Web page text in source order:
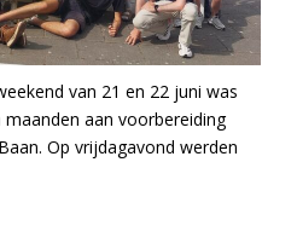
van 21 en 22 juni was
aan voorbereiding
Op vrijdagavond werden